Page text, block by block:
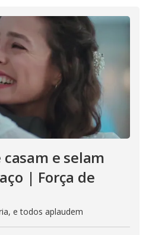
e selam
| Força de
e todos aplaudem